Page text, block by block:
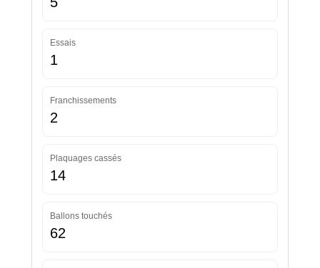
Essais
1
Franchissements
2
Plaquages cassés
14
Ballons touchés
62